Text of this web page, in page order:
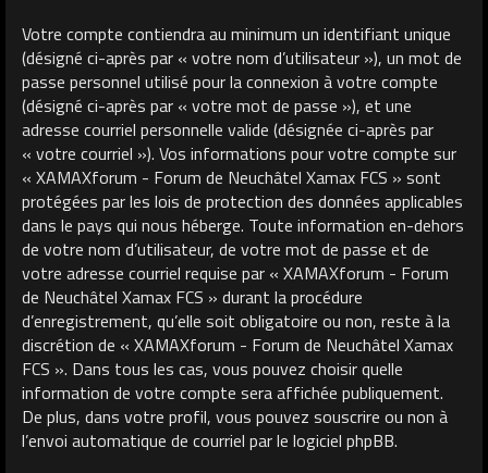
Votre compte contiendra au minimum un identifiant unique
(désigné ci-après par « votre nom d’utilisateur »), un mot de
passe personnel utilisé pour la connexion à votre compte
(désigné ci-après par « votre mot de passe »), et une
adresse courriel personnelle valide (désignée ci-après par
« votre courriel »). Vos informations pour votre compte sur
« XAMAXforum - Forum de Neuchâtel Xamax FCS » sont
protégées par les lois de protection des données applicables
dans le pays qui nous héberge. Toute information en-dehors
de votre nom d’utilisateur, de votre mot de passe et de
votre adresse courriel requise par « XAMAXforum - Forum
de Neuchâtel Xamax FCS » durant la procédure
d’enregistrement, qu’elle soit obligatoire ou non, reste à la
discrétion de « XAMAXforum - Forum de Neuchâtel Xamax
FCS ». Dans tous les cas, vous pouvez choisir quelle
information de votre compte sera affichée publiquement.
De plus, dans votre profil, vous pouvez souscrire ou non à
l’envoi automatique de courriel par le logiciel phpBB.